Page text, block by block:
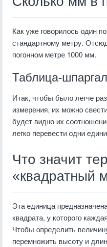
Как уже говорилось один
стандартному метру.
погонном метре 1000 мм.
Таблица-
Итак, чтобы было легче
измерения, их можно
будет видно их
легко перевести одни
Что значит
«квадратный
Эта единица
квадрата, у которого
Чтобы определить
перемножить высоту и